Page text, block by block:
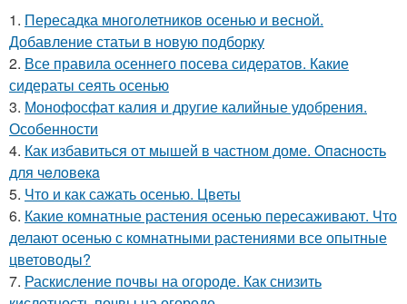
1. Пересадка многолетников осенью и весной.
Добавление статьи в новую подборку
2. Все правила осеннего посева сидератов. Какие
сидераты сеять осенью
3. Монофосфат калия и другие калийные удобрения.
Особенности
4. Как избавиться от мышей в частном доме. Oпacнocть
для чeлoвeкa
5. Что и как сажать осенью. Цветы
6. Какие комнатные растения осенью пересаживают. Что
делают осенью с комнатными растениями все опытные
цветоводы?
7. Раскисление почвы на огороде. Как снизить